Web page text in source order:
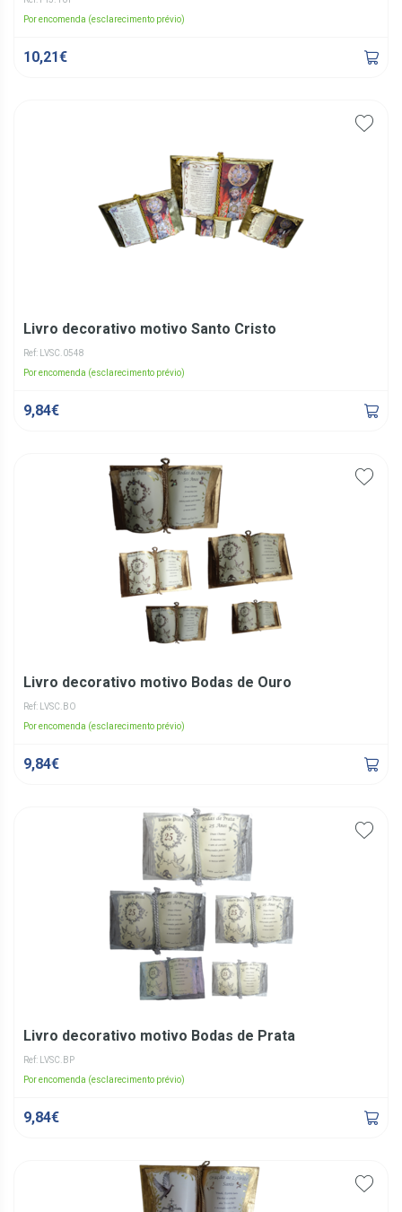
Por encomenda (esclarecimento prévio)
10,21€
Livro decorativo motivo Santo Cristo
Ref: LVSC.0548
Por encomenda (esclarecimento prévio)
9,84€
Livro decorativo motivo Bodas de Ouro
Ref: LVSC.BO
Por encomenda (esclarecimento prévio)
9,84€
Livro decorativo motivo Bodas de Prata
Ref: LVSC.BP
Por encomenda (esclarecimento prévio)
9,84€